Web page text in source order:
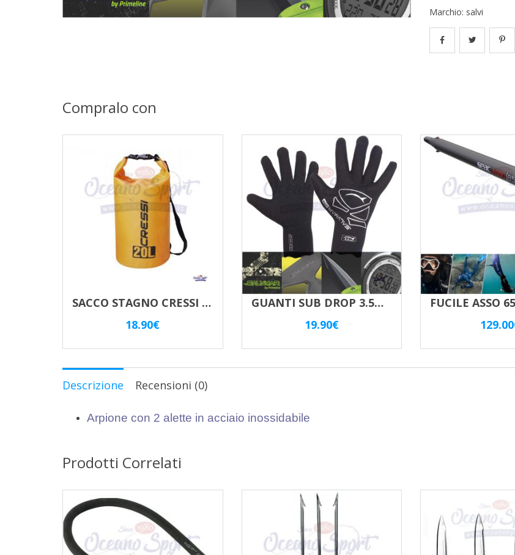
Marchio: salvi
Compralo con
SACCO STAGNO CRESSI SUB Lt.20 GIALLO
18.90€
GUANTI SUB DROP 3.5mm SALVIMAR
19.90€
129.00
Descrizione Recensioni (0)
Arpione con 2 alette in acciaio inossidabile
Prodotti Correlati